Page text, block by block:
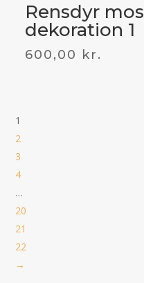
Rensdyr mos
dekoration 1
600,00 kr.
1
2
3
4
…
20
21
22
→